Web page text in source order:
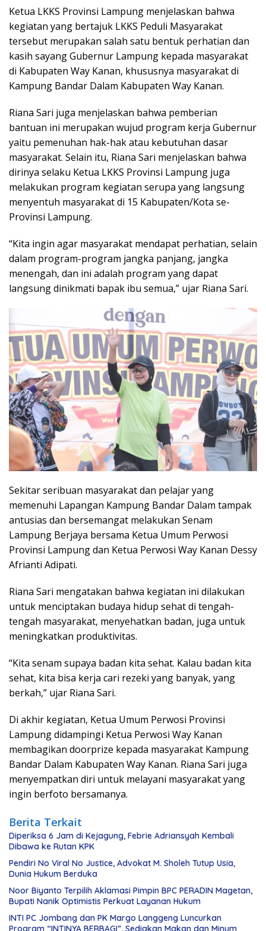
Ketua LKKS Provinsi Lampung menjelaskan bahwa
kegiatan yang bertajuk LKKS Peduli Masyarakat
tersebut merupakan salah satu bentuk perhatian dan
kasih sayang Gubernur Lampung kepada masyarakat
di Kabupaten Way Kanan, khususnya masyarakat di
Kampung Bandar Dalam Kabupaten Way Kanan.
Riana Sari juga menjelaskan bahwa pemberian
bantuan ini merupakan wujud program kerja Gubernur
yaitu pemenuhan hak-hak atau kebutuhan dasar
masyarakat. Selain itu, Riana Sari menjelaskan bahwa
dirinya selaku Ketua LKKS Provinsi Lampung juga
melakukan program kegiatan serupa yang langsung
menyentuh masyarakat di 15 Kabupaten/Kota se-
Provinsi Lampung.
“Kita ingin agar masyarakat mendapat perhatian, selain
dalam program-program jangka panjang, jangka
menengah, dan ini adalah program yang dapat
langsung dinikmati bapak ibu semua,” ujar Riana Sari.
Sekitar seribuan masyarakat dan pelajar yang
memenuhi Lapangan Kampung Bandar Dalam tampak
antusias dan bersemangat melakukan Senam
Lampung Berjaya bersama Ketua Umum Perwosi
Provinsi Lampung dan Ketua Perwosi Way Kanan Dessy
Afrianti Adipati.
Riana Sari mengatakan bahwa kegiatan ini dilakukan
untuk menciptakan budaya hidup sehat di tengah-
tengah masyarakat, menyehatkan badan, juga untuk
meningkatkan produktivitas.
“Kita senam supaya badan kita sehat. Kalau badan kita
sehat, kita bisa kerja cari rezeki yang banyak, yang
berkah,” ujar Riana Sari.
Di akhir kegiatan, Ketua Umum Perwosi Provinsi
Lampung didampingi Ketua Perwosi Way Kanan
membagikan doorprize kepada masyarakat Kampung
Bandar Dalam Kabupaten Way Kanan. Riana Sari juga
menyempatkan diri untuk melayani masyarakat yang
ingin berfoto bersamanya.
Berita Terkait
Diperiksa 6 Jam di Kejagung, Febrie Adriansyah Kembali
Dibawa ke Rutan KPK
Pendiri No Viral No Justice, Advokat M. Sholeh Tutup Usia,
Dunia Hukum Berduka
Noor Biyanto Terpilih Aklamasi Pimpin BPC PERADIN Magetan,
Bupati Nanik Optimistis Perkuat Layanan Hukum
INTI PC Jombang dan PK Margo Langgeng Luncurkan
Program “INTINYA BERBAGI”, Sediakan Makan dan Minum